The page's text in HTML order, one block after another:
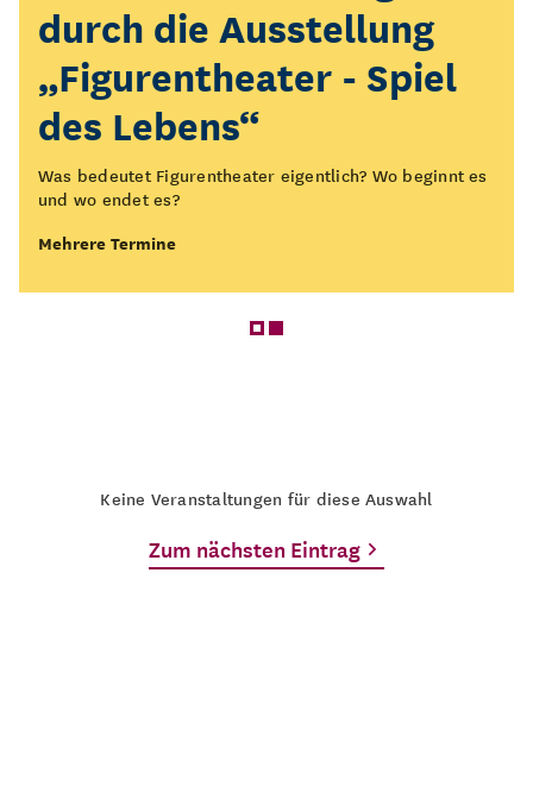
Setzt euch mit uns ans KOLK*Laberfeuer!
Mehrere Termine
durch die Ausstellung
„Figurentheater - Spiel
des Lebens“
Was bedeutet Figurentheater eigentlich? Wo beginnt es
und wo endet es?
Mehrere Termine
Keine Veranstaltungen für diese Auswahl
Zum nächsten Eintrag